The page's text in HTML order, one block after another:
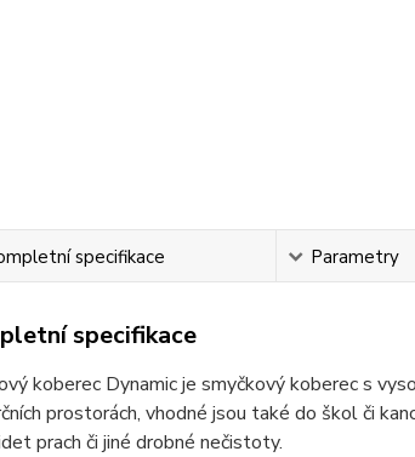
specifikace Parametry
specifikace
koberec Dynamic je smyčkový koberec s
prostorách, vhodné jsou také do škol či
prach či jiné drobné nečistoty.